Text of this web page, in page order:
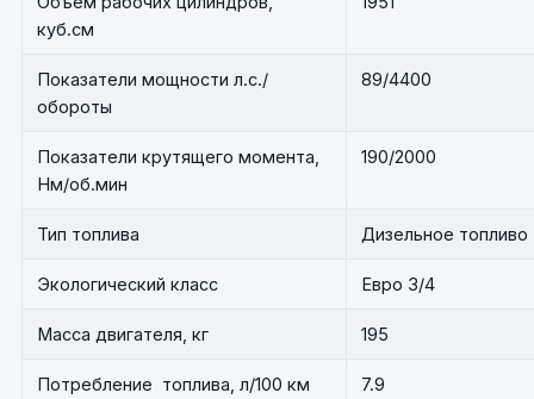
куб.см
Показатели мощности л.с./
обороты
89/4400
Показатели крутящего момента,
Нм/об.мин
190/2000
Тип топлива Дизельное топливо
Экологический класс Евро 3/4
Масса двигателя, кг 195
Потребление топлива, л/100 км
7.9